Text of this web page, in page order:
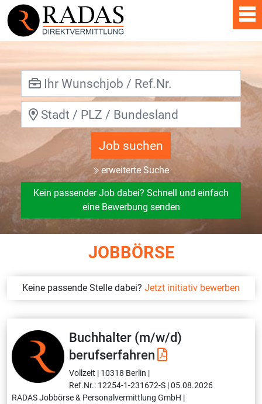
Job suchen
erweiterte Suche
Kein passender Job dabei? Schnell und einfach
eine Bewerbung senden
JOBBÖRSE
Keine passende Stelle dabei? Jetzt initiativ bewerben
Buchhalter (m/w/d)
berufserfahren
Vollzeit | 10318 Berlin |
Ref.Nr.: 12254-1-231672-S |05.08.2026
RADAS Jobbörse & Personalvermittlung GmbH |